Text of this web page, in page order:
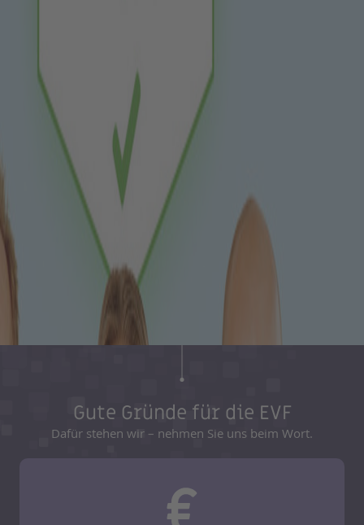
Gute Gründe für die EVF
Dafür stehen wir – nehmen Sie uns beim Wort.